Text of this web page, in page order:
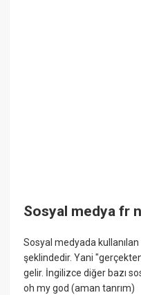
Sosyal medya fr
Sosyal medyada kullanılan
şeklindedir. Yani
gelir. İngilizce diğer bazı
oh my god (aman tanrım)